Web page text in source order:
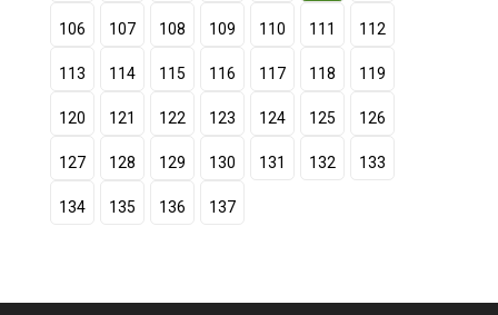
106 107 108 109 110 111 112
113 114 115 116 117 118 119
120 121 122 123 124 125 126
127 128 129 130 131 132 133
134 135 136 137